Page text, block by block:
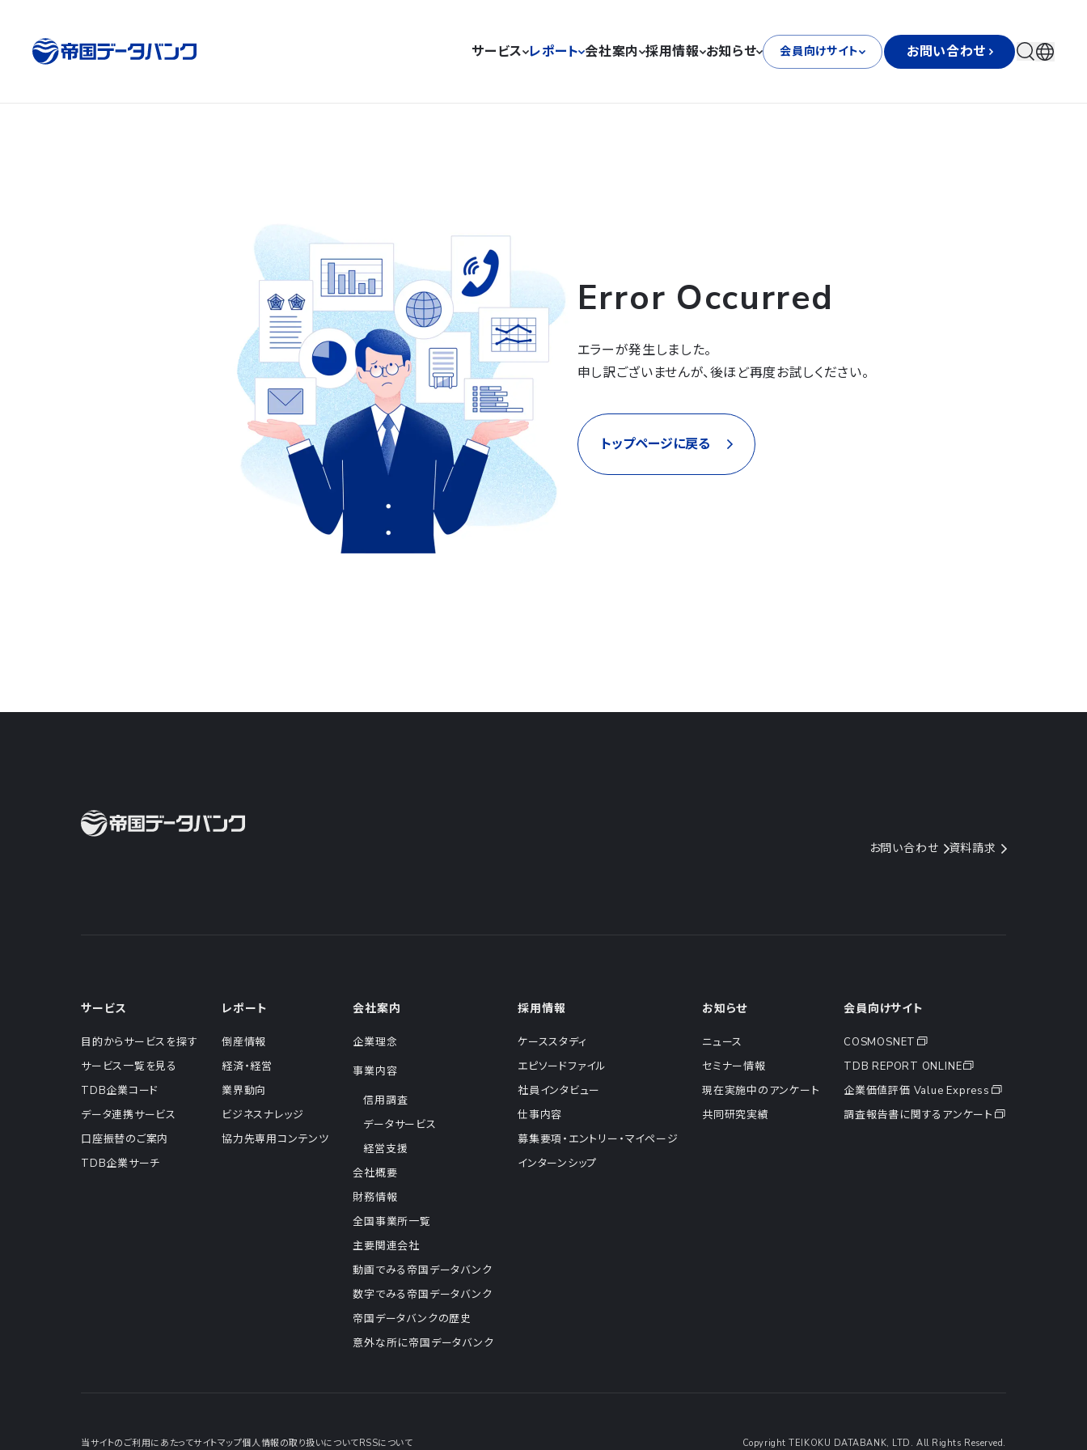
サービス レポート 会社案内 採用情報 お知らせ 会員向けサイト お問い合わせ
Error Occurred
エラーが発生しました。
申し訳ございませんが、後ほど再度お試しください。
トップページに戻る
お問い合わせ 資料請求
サービス
目的からサービスを探す
サービス一覧を見る
TDB企業コード
データ連携サービス
口座振替のご案内
TDB企業サーチ
レポート
倒産情報
経済・経営
業界動向
ビジネスナレッジ
協力先専用コンテンツ
会社案内
企業理念
事業内容
信用調査
データサービス
経営支援
会社概要
財務情報
全国事業所一覧
主要関連会社
動画でみる帝国データバンク
数字でみる帝国データバンク
帝国データバンクの歴史
意外な所に帝国データバンク
採用情報
ケーススタディ
エピソードファイル
社員インタビュー
仕事内容
募集要項・エントリー・マイページ
インターンシップ
お知らせ
ニュース
セミナー情報
現在実施中のアンケート
共同研究実績
会員向けサイト
COSMOSNET
TDB REPORT ONLINE
企業価値評価 Value Express
調査報告書に関するアンケート
当サイトのご利用にあたってサイトマップ個人情報の取り扱いについてRSSについて Copyright TEIKOKU DATABANK, LTD. All Rights Reserved.